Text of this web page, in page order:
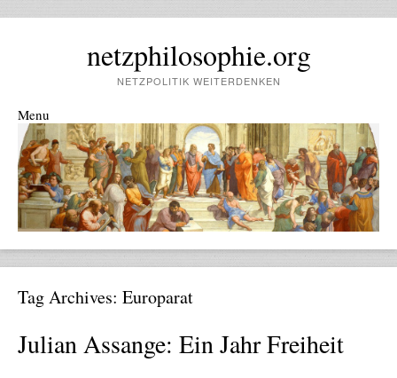
netzphilosophie.org
NETZPOLITIK WEITERDENKEN
Menu
Skip to content
Tag Archives: Europarat
Julian Assange: Ein Jahr Freiheit